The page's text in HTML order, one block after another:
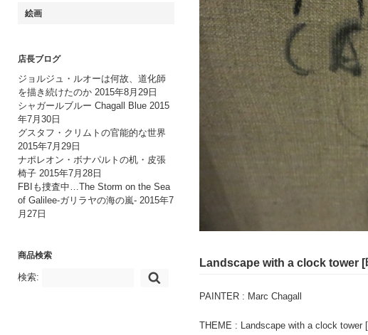
Landscape with a clock tower [
PAINTER : Marc Chagall
THEME : Landscape with a clock tower
絵画
店長ブログ
ジョルジュ・ルオーは何故、道化師
を描き続けたのか 2015年8月29日
シャガールブルー Chagall Blue 2015
年7月30日
グスタフ・クリムトの官能的な世界
2015年7月29日
ナポレオン・ボナパルトの机・皮張
椅子 2015年7月28日
FBIも捜査中…The Storm on the Sea
of Galilee-ガリラヤの海の嵐- 2015年7
月27日
商品検索
検索: